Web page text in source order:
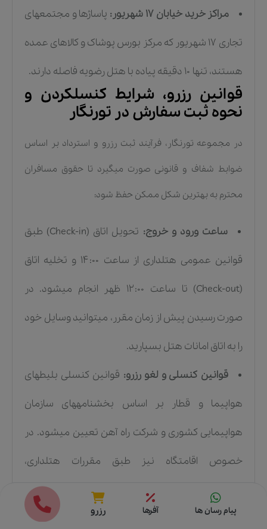
مراکز خرید خیابان ۱۷ شهریور: پاساژها و مجتمعهای
تجاری ۱۷ شهریور که مرکز بورس پوشاک و کالاهای عمده
هستند، تنها ۱۰ دقیقه پیاده با هتل رضویه فاصله دارند.
قوانین رزرو، شرایط کنسلکردن و
نحوه ثبت سفارش در تورنگار
در مجموعه تورنگار، فرآیند ثبت رزرو و استرداد بر اساس
ضوابط شفاف و قانونی صورت میگیرد تا حقوق مسافران
محترم به بهترین شکل ممکن حفظ شود:
ساعت ورود و خروج: تحویل اتاق (Check-in) طبق
قوانین عمومی هتلداری از ساعت ۱۴:۰۰ و تخلیه اتاق
(Check-out) تا ساعت ۱۲:۰۰ ظهر انجام میشود. در
صورت رسیدن پیش از زمان مقرر، میتوانید وسایل خود
را به اتاق امانات هتل بسپارید.
قوانین کنسلی و لغو رزرو: قوانین کنسلی بلیطهای
هواپیما و قطار بر اساس بخشنامههای سازمان
هواپیمایی کشوری و شرکت راه آهن تعیین میشود. در
خصوص اقامتگاه نیز طبق مقررات هتلداری،
درخواستهای کنسلی تا ۴۸ ساعت پیش از تاریخ ورود با
حداقل جریمه قانونی پردازش میگردند.
قیمت ها رزرو
پیام رسان ها آفرها رزرو